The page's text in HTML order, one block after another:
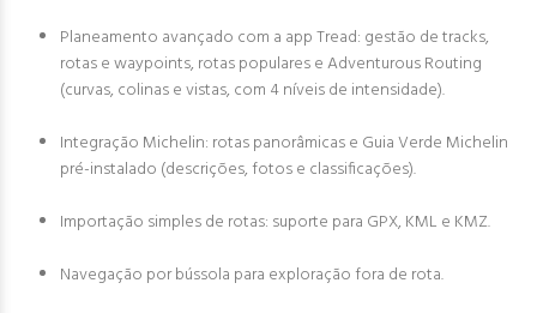
Planeamento avançado com a app Tread: gestão de tracks,
rotas e waypoints, rotas populares e Adventurous Routing
(curvas, colinas e vistas, com 4 níveis de intensidade).
Integração Michelin: rotas panorâmicas e Guia Verde Michelin
pré-instalado (descrições, fotos e classificações).
Importação simples de rotas: suporte para GPX, KML e KMZ.
Navegação por bússola para exploração fora de rota.